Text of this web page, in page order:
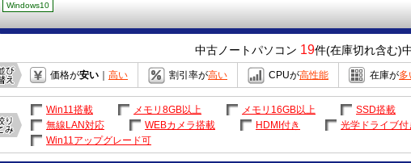
Windows10
中古ノートパソコン 19件(在庫切れ含む)
価格が安い 高い 割引率が高い CPUが高性能 在庫が多
Win11搭載 メモリ8GB以上 メモリ16GB以上 SSD搭載
無線LAN対応
WEBカメラ搭載 HDMI付き 光学ドライブ付
Win11アップグレード可